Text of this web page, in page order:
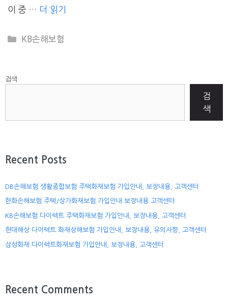
이 중 … 더 읽기
CATEGORIES
KB손해보험
검색
검
색
Recent Posts
DB손해보험 생활종합보험 주택화재보험 가입안내, 보장내용, 고객센터
한화손해보험 주택/상가화재보험 가입안내 보장내용 고객센터
KB손해보험 다이렉트 주택화재보험 가입안내, 보장내용, 고객센터
현대해상 다이렉트 화재상해보험 가입안내, 보장내용, 유의사항, 고객센터
삼성화재 다이렉트화재보험 가입안내, 보장내용, 고객센터
Recent Comments